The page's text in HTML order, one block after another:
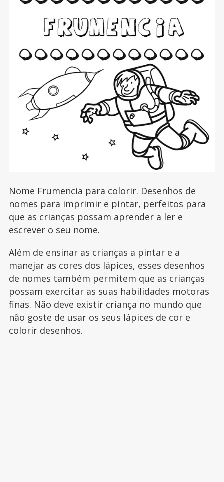
Nome Frumencia para colorir. Desenhos de
nomes para imprimir e pintar, perfeitos para
que as crianças possam aprender a ler e
escrever o seu nome.
Além de ensinar as crianças a pintar e a
manejar as cores dos lápices, esses desenhos
de nomes também permitem que as crianças
possam exercitar as suas habilidades motoras
finas. Não deve existir criança no mundo que
não goste de usar os seus lápices de cor e
colorir desenhos.